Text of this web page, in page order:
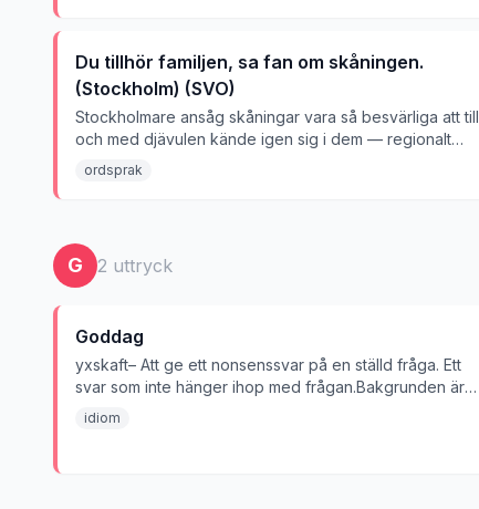
Du tillhör familjen, sa fan om skåningen.
(Stockholm) (SVO)
Stockholmare ansåg skåningar vara så besvärliga att till
och med djävulen kände igen sig i dem — regionalt
skämt om inbördes olikheter.
ordsprak
G 2 uttryck
Goddag
yxskaft– Att ge ett nonsenssvar på en ställd fråga. Ett
svar som inte hänger ihop med frågan.Bakgrunden är
en saga där en man, som hör väldigt dåligt, sitter och
idiom